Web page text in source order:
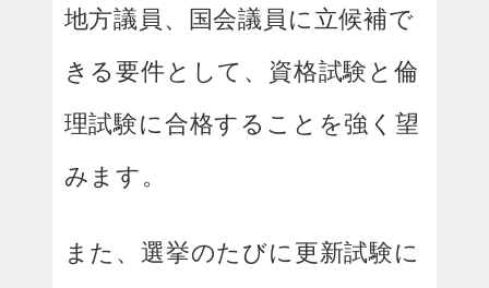
地方議員、国会議員に立候補で
きる要件として、資格試験と倫
理試験に合格することを強く望
みます。
また、選挙のたびに更新試験に